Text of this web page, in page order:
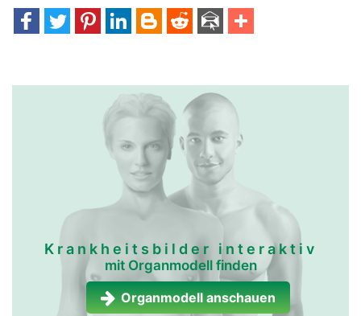
Krankheitsbilder interaktiv
mit Organmodell finden
Organmodell anschauen